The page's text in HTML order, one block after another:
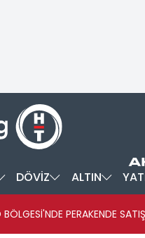
DÖVİZ ALTIN
BÖLGESİ'NDE PERAKENDE